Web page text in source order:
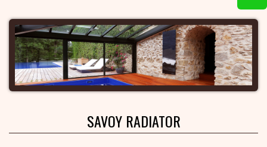
SAVOY RADIATOR